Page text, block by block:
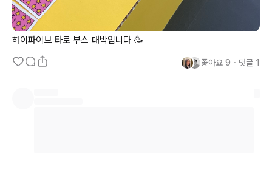
하이파이브 타로 부스 대박입니다 🥳
좋아요 9 ・ 댓글 1